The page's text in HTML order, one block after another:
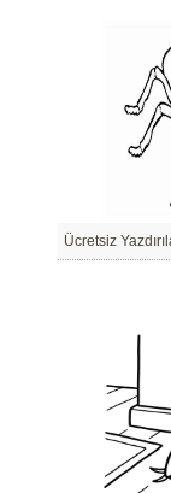
Ücretsiz